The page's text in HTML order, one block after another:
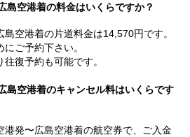
島空港着の料金はいくらですか？
空港着の片道料金は14,570円です。
ご予約下さい。
復予約も可能です。
島空港着のキャンセル料はいくらです
港発〜広島空港着の航空券で、ご入金